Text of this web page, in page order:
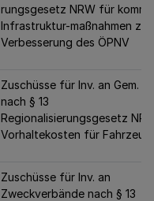
rungsgesetz NRW für komm.
Infrastruktur-maßnahmen zur
Verbesserung des ÖPNV
Zuschüsse für Inv. an Gem.
nach § 13
Regionalisierungsgesetz
Vorhaltekosten für
Zuschüsse für Inv. an
Zweckverbände nach § 13